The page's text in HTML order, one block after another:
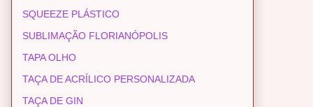
SQUEEZE PLÁSTICO
SUBLIMAÇÃO FLORIANÓPOLIS
TAPA OLHO
TAÇA DE ACRÍLICO PERSONALIZADA
TAÇA DE GIN